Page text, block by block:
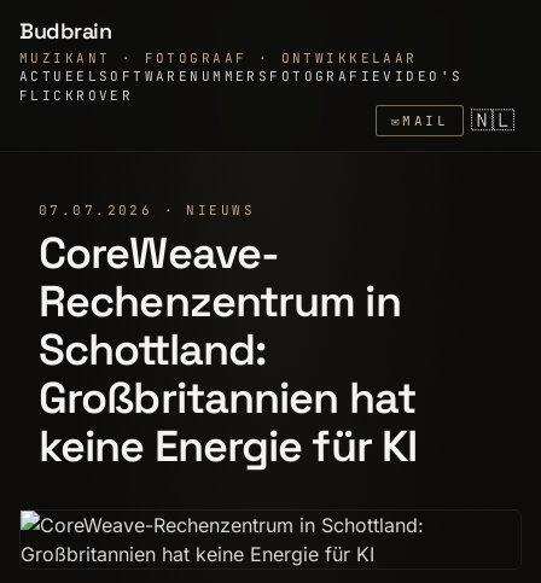
Budbrain
MUZIKANT · FOTOGRAAF · ONTWIKKELAAR
ACTUEEL SOFTWARE NUMMERS FOTOGRAFIEVIDEO'S
FLICKR OVER
✉MAIL 🇳🇱
07.07.2026 · NIEUWS
CoreWeave-
Rechenzentrum in
Schottland:
Großbritannien hat
keine Energie für KI